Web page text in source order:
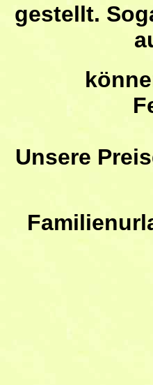
gestellt.
Unsere